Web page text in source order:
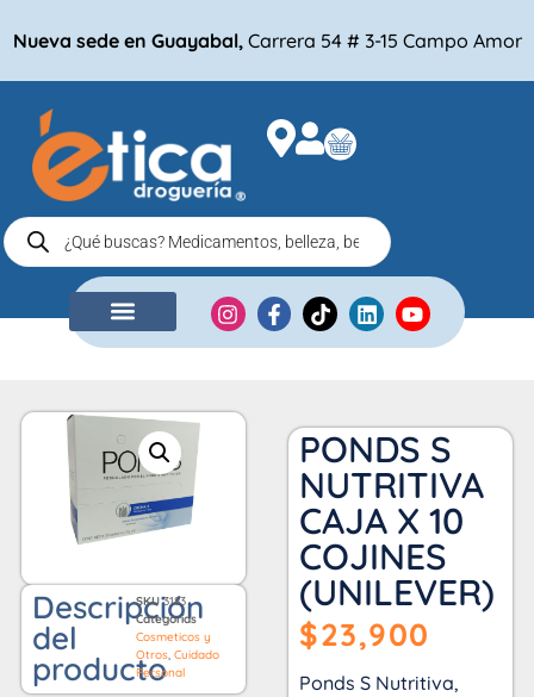
Nueva sede en Guayabal, Carrera 54 # 3-15 Campo Amor
Descripción
del
producto
SKU3183
Categorías
Cosmeticos y
Otros ,Cuidado
Personal
PONDS S
NUTRITIVA
CAJA X 10
COJINES
(UNILEVER)
$23,900
Ponds S Nutritiva,